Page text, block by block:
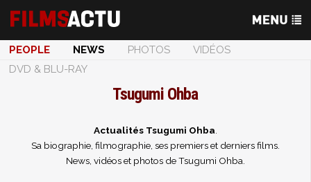
PEOPLE NEWS PHOTOS
VIDÉOS
DVD & BLU-RAY
Tsugumi Ohba
Actualités Tsugumi Ohba
Sa biographie, filmographie, ses premiers et derniers films.
News, vidéos et photos de Tsugumi Ohba.